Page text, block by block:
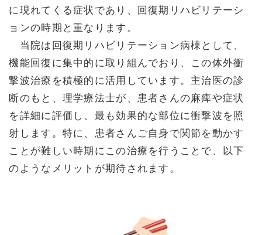
に現れてくる症状であり、回復期リハビリテーシ
ョンの時期と重なります。
当院は回復期リハビリテーション病棟として、
機能回復に集中的に取り組んでおり、この体外衝
撃波治療を積極的に活用しています。主治医の診
断のもと、理学療法士が、患者さんの麻痺や症状
を詳細に評価し、最も効果的な部位に衝撃波を照
射します。特に、患者さんご自身で関節を動かす
ことが難しい時期にこの治療を行うことで、以下
のようなメリットが期待されます。